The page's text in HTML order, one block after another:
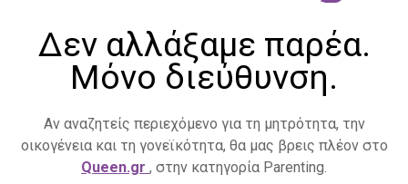
Δεν αλλάξαμε παρέα.
Μόνο διεύθυνση.
Αν αναζητείς περιεχόμενο για τη μητρότητα, την
οικογένεια και τη γονεϊκότητα, θα μας βρεις πλέον στο
Queen.gr , στην κατηγορία Parenting.